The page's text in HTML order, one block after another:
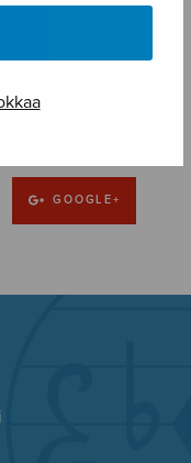
GOOGLE+